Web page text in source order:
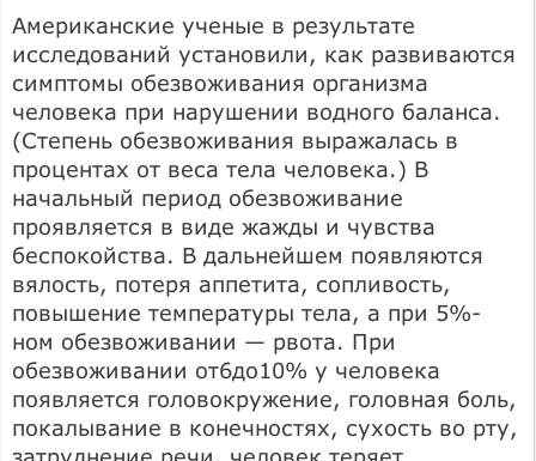
Американские ученые в результате
исследований установили, как развиваются
симптомы обезвоживания организма
человека при нарушении водного баланса.
(Степень обезвоживания выражалась в
процентах от веса тела человека.) В
начальный период обезвоживание
проявляется в виде жажды и чувства
беспокойства. В дальнейшем появляются
вялость, потеря аппетита, сопливость,
повышение температуры тела, а при 5%-
ном обезвоживании — рвота. При
обезвоживании от6до10% у человека
появляется головокружение, головная боль,
покалывание в конечностях, сухость во рту,